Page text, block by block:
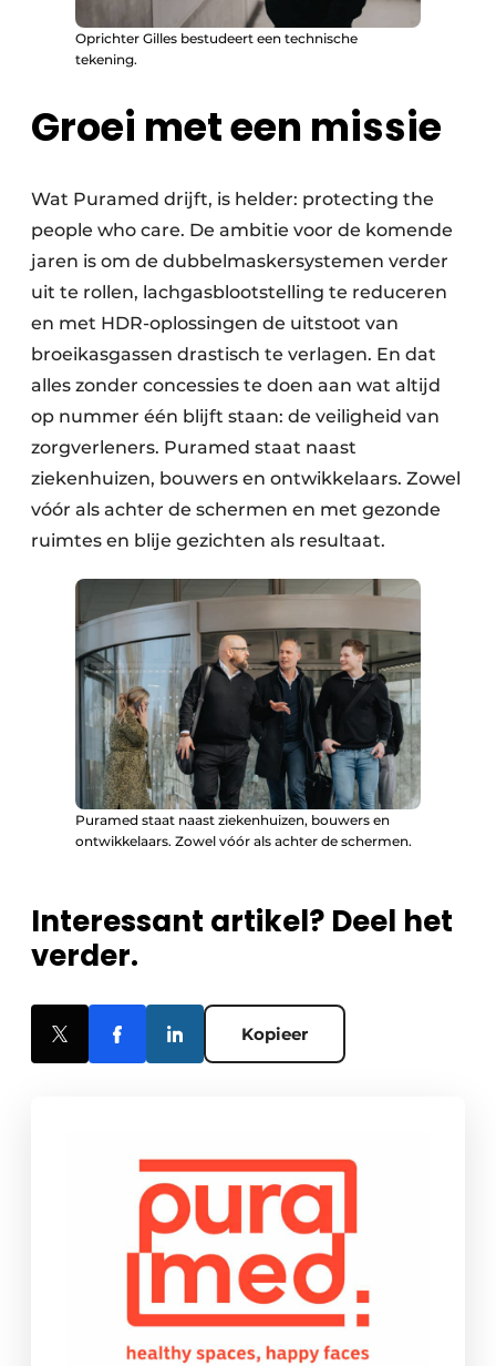
Oprichter Gilles bestudeert een technische
tekening.
Groei met een missie
Wat Puramed drijft, is helder: protecting the
people who care. De ambitie voor de komende
jaren is om de dubbelmaskersystemen verder
uit te rollen, lachgasblootstelling te reduceren
en met HDR-oplossingen de uitstoot van
broeikasgassen drastisch te verlagen. En dat
alles zonder concessies te doen aan wat altijd
op nummer één blijft staan: de veiligheid van
zorgverleners. Puramed staat naast
ziekenhuizen, bouwers en ontwikkelaars. Zowel
vóór als achter de schermen en met gezonde
ruimtes en blije gezichten als resultaat.
Puramed staat naast ziekenhuizen, bouwers en
ontwikkelaars. Zowel vóór als achter de schermen.
Interessant artikel? Deel het
verder.
Kopieer